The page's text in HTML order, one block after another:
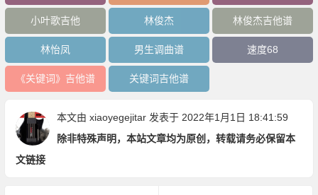
小叶歌吉他 林俊杰 林俊杰吉他谱
林怡凤 男生调曲谱 速度68
《关键词》吉他谱 关键词吉他谱
本文由 xiaoyegejitar发表于 2022年1月1日 18:41:59
除非特殊声明，本站文章均为原创，转载请务必保留本
文链接